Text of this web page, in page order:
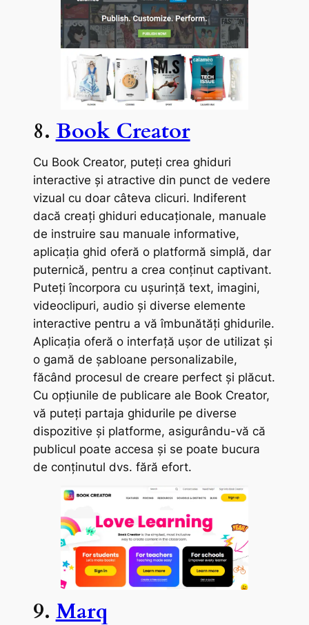
8. Book Creator
Cu Book Creator, puteți crea ghiduri
interactive și atractive din punct de vedere
vizual cu doar câteva clicuri. Indiferent
dacă creați ghiduri educaționale, manuale
de instruire sau manuale informative,
aplicația ghid oferă o platformă simplă, dar
puternică, pentru a crea conținut captivant.
Puteți încorpora cu ușurință text, imagini,
videoclipuri, audio și diverse elemente
interactive pentru a vă îmbunătăți ghidurile.
Aplicația oferă o interfață ușor de utilizat și
o gamă de șabloane personalizabile,
făcând procesul de creare perfect și plăcut.
Cu opțiunile de publicare ale Book Creator,
vă puteți partaja ghidurile pe diverse
dispozitive și platforme, asigurându-vă că
publicul poate accesa și se poate bucura
de conținutul dvs. fără efort.
9. Marq